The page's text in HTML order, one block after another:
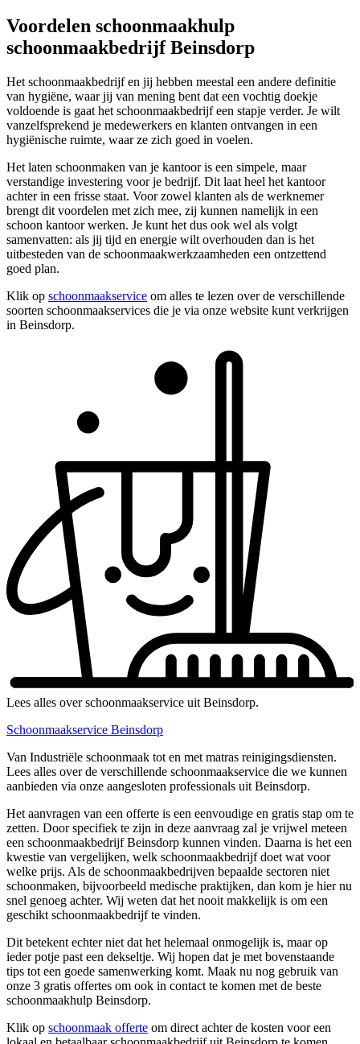
Voordelen schoonmaakhulp
schoonmaakbedrijf Beinsdorp
Het schoonmaakbedrijf en jij hebben meestal een andere definitie
van hygiëne, waar jij van mening bent dat een vochtig doekje
voldoende is gaat het schoonmaakbedrijf een stapje verder. Je wilt
vanzelfsprekend je medewerkers en klanten ontvangen in een
hygiënische ruimte, waar ze zich goed in voelen.
Het laten schoonmaken van je kantoor is een simpele, maar
verstandige investering voor je bedrijf. Dit laat heel het kantoor
achter in een frisse staat. Voor zowel klanten als de werknemer
brengt dit voordelen met zich mee, zij kunnen namelijk in een
schoon kantoor werken. Je kunt het dus ook wel als volgt
samenvatten: als jij tijd en energie wilt overhouden dan is het
uitbesteden van de schoonmaakwerkzaamheden een ontzettend
goed plan.
Klik op schoonmaakservice om alles te lezen over de verschillende
soorten schoonmaakservices die je via onze website kunt verkrijgen
in Beinsdorp.
Lees alles over schoonmaakservice uit Beinsdorp.
Schoonmaakservice Beinsdorp
Van Industriële schoonmaak tot en met matras reinigingsdiensten.
Lees alles over de verschillende schoonmaakservice die we kunnen
aanbieden via onze aangesloten professionals uit Beinsdorp.
Het aanvragen van een offerte is een eenvoudige en gratis stap om te
zetten. Door specifiek te zijn in deze aanvraag zal je vrijwel meteen
een schoonmaakbedrijf Beinsdorp kunnen vinden. Daarna is het een
kwestie van vergelijken, welk schoonmaakbedrijf doet wat voor
welke prijs. Als de schoonmaakbedrijven bepaalde sectoren niet
schoonmaken, bijvoorbeeld medische praktijken, dan kom je hier nu
snel genoeg achter. Wij weten dat het nooit makkelijk is om een
geschikt schoonmaakbedrijf te vinden.
Dit betekent echter niet dat het helemaal onmogelijk is, maar op
ieder potje past een dekseltje. Wij hopen dat je met bovenstaande
tips tot een goede samenwerking komt. Maak nu nog gebruik van
onze 3 gratis offertes om ook in contact te komen met de beste
schoonmaakhulp Beinsdorp.
Klik op schoonmaak offerte om direct achter de kosten voor een